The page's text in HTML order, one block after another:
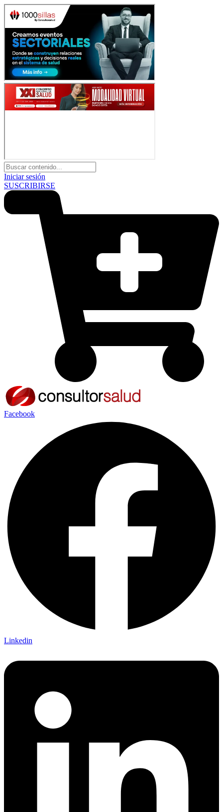
Iniciar sesión
SUSCRIBIRSE
Facebook
Linkedin